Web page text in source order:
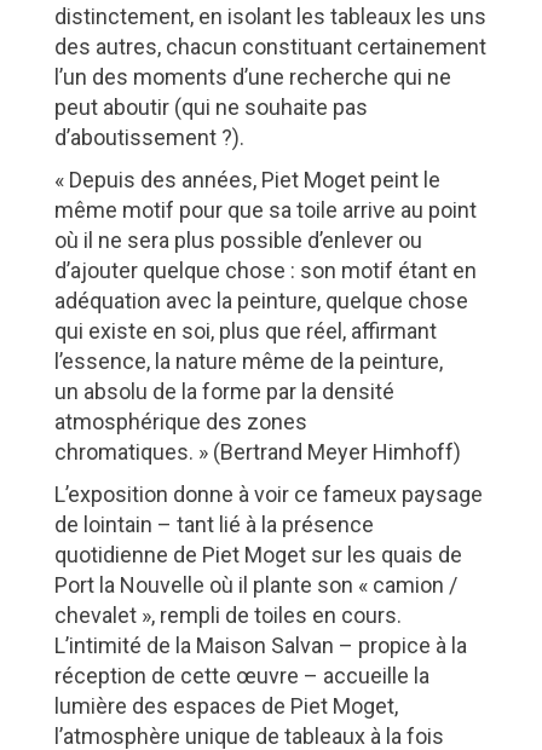
distinctement, en isolant les tableaux les uns
des autres, chacun constituant certainement
l’un des moments d’une recherche qui ne
peut aboutir (qui ne souhaite pas
d’aboutissement ?).
« Depuis des années, Piet Moget peint le
même motif pour que sa toile arrive au point
où il ne sera plus possible d’enlever ou
d’ajouter quelque chose : son motif étant en
adéquation avec la peinture, quelque chose
qui existe en soi, plus que réel, affirmant
l’essence, la nature même de la peinture,
un absolu de la forme par la densité
atmosphérique des zones
chromatiques. » (Bertrand Meyer Himhoff)
L’exposition donne à voir ce fameux paysage
de lointain – tant lié à la présence
quotidienne de Piet Moget sur les quais de
Port la Nouvelle où il plante son « camion /
chevalet », rempli de toiles en cours.
L’intimité de la Maison Salvan – propice à la
réception de cette œuvre – accueille la
lumière des espaces de Piet Moget,
l’atmosphère unique de tableaux à la fois